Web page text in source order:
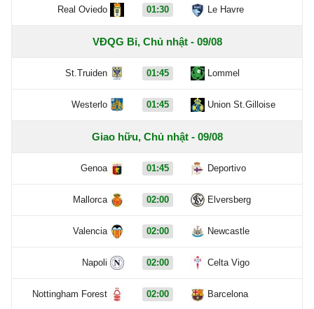
Real Oviedo 01:30 Le Havre
VĐQG Bỉ, Chủ nhật - 09/08
St.Truiden 01:45 Lommel
Westerlo 01:45 Union St.Gilloise
Giao hữu, Chủ nhật - 09/08
Genoa 01:45 Deportivo
Mallorca 02:00 Elversberg
Valencia 02:00 Newcastle
Napoli 02:00 Celta Vigo
Nottingham Forest 02:00 Barcelona